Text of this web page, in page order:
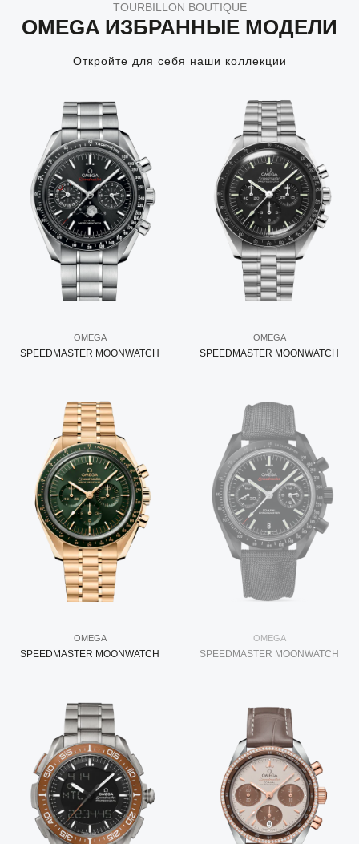
TOURBILLON BOUTIQUE
OMEGA ИЗБРАННЫЕ МОДЕЛИ
Откройте для себя наши коллекции
OMEGA
SPEEDMASTER MOONWATCH
OMEGA
SPEEDMASTER MOONWATCH
OMEGA
SPEEDMASTER MOONWATCH
OMEGA
SPEEDMASTER MOONWATCH